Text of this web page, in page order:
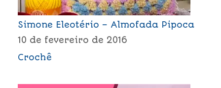
Simone Eleotério – Almofada Pipoca
10 de fevereiro de 2016
Crochê